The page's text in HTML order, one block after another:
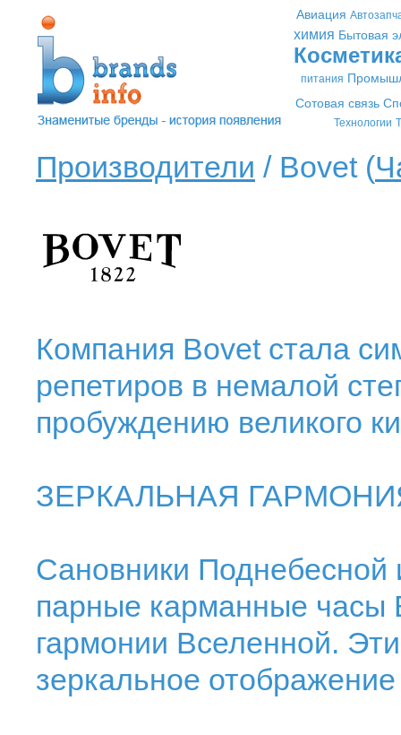
Авиация
химия Бытовая
питания
Сотовая связь
Технологии
Производители / Bovet (
Компания Bovet стала
репетиров в немалой
пробуждению великого
ЗЕРКАЛЬНАЯ
Сановники Поднебесной
парные карманные часы
гармонии Вселенной.
зеркальное отображение